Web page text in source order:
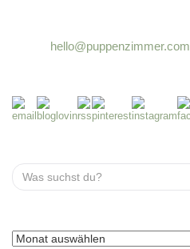
hello@puppenzimmer.com
Search
for: